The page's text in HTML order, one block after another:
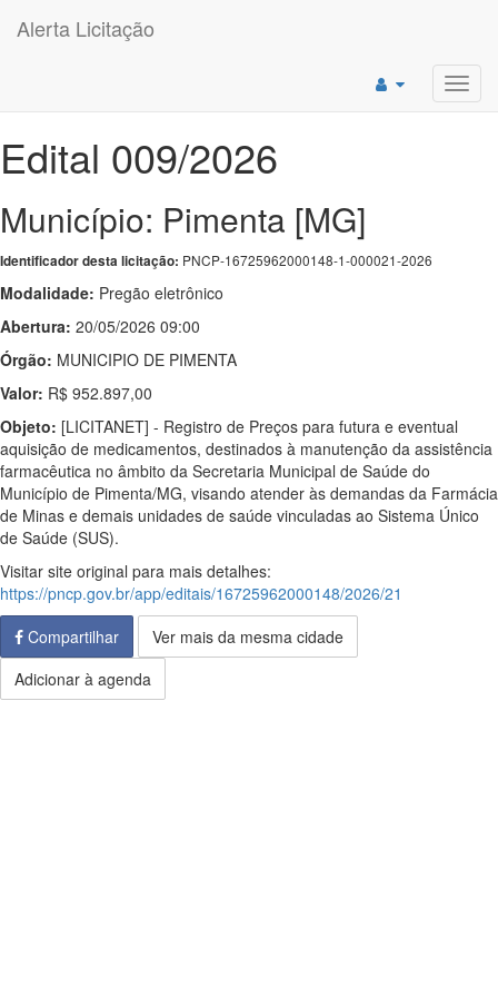
Alerta Licitação
Edital 009/2026
Município: Pimenta [MG]
Identificador desta licitação: PNCP-16725962000148-1-000021-2026
Modalidade: Pregão eletrônico
Abertura: 20/05/2026 09:00
Órgão: MUNICIPIO DE PIMENTA
Valor: R$ 952.897,00
Objeto: [LICITANET] - Registro de Preços para futura e eventual
aquisição de medicamentos, destinados à manutenção da assistência
farmacêutica no âmbito da Secretaria Municipal de Saúde do
Município de Pimenta/MG, visando atender às demandas da Farmácia
de Minas e demais unidades de saúde vinculadas ao Sistema Único
de Saúde (SUS).
Visitar site original para mais detalhes:
https://pncp.gov.br/app/editais/16725962000148/2026/21
Compartilhar
Ver mais da mesma cidade
Adicionar à agenda